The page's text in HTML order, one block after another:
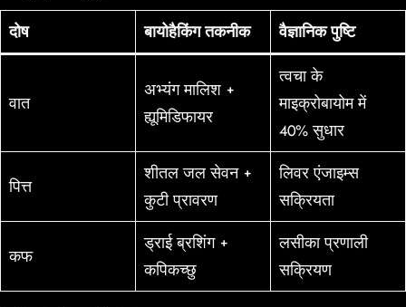
दोष बायोहैकिंग तकनीक वैज्ञानिक पुष्टि
वात
अभ्यंग मालिश +
ह्यूमिडिफायर
त्वचा के
माइक्रोबायोम में
40% सुधार
पित्त
शीतल जल सेवन +
कुटी प्रावरण
लिवर एंजाइम्स
सक्रियता
कफ
ड्राई ब्रशिंग +
कपिकच्छु
लसीका प्रणाली
सक्रियण